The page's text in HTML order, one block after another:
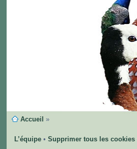
Accueil »
L’équipe •Supprimer tous les cookies